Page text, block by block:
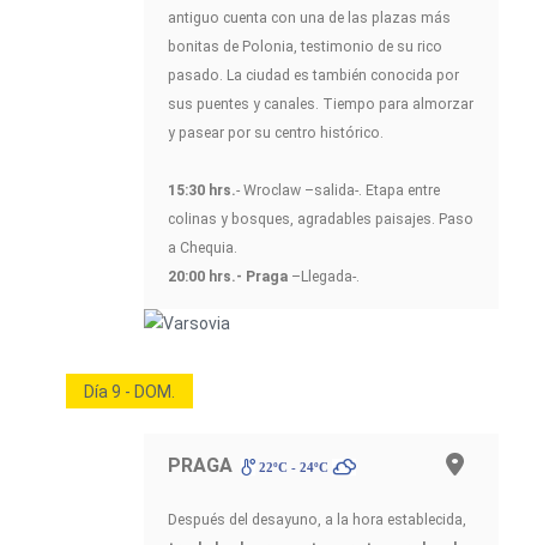
antiguo cuenta con una de las plazas más
bonitas de Polonia, testimonio de su rico
pasado. La ciudad es también conocida por
sus puentes y canales. Tiempo para almorzar
y pasear por su centro histórico.
15:30 hrs.- Wroclaw –salida-. Etapa entre
colinas y bosques, agradables paisajes. Paso
a Chequia.
20:00 hrs.- Praga –Llegada-.
Día 9 - DOM.
PRAGA 22ºC - 24ºC
Después del desayuno, a la hora establecida,